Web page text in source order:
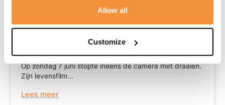
Allow all
Customize
De camera stopte ineens met draaien …
Op zondag 7 juni stopte ineens de camera met draaien.
Zijn levensfilm...
Lees meer